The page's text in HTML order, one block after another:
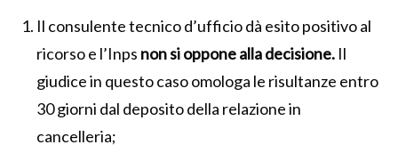
Il consulente tecnico d’ufficio dà esito positivo al
ricorso e l’Inps non si oppone alla decisione. Il
giudice in questo caso omologa le risultanze entro
30 giorni dal deposito della relazione in
cancelleria;